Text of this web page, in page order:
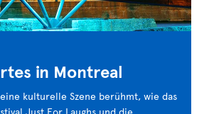
in Montreal
kulturelle Szene berühmt, wie das